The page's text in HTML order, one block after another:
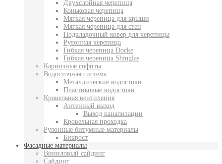
Двухслойная черепица
Коньковая черепица
Мягкая черепица для крыши
Мягкая черепица для стен
Подкладочный ковер для черепицы
Рулонная черепица
Гибкая черепица Docke
Гибкая черепица Shinglas
Карнизные софиты
Водосточная система
Металлические водостоки
Пластиковые водостоки
Кровельная вентиляция
Антенный выход
Выход канализации
Кровельная проходка
Рулонные битумные материалы
Бикрост
Фасадные материалы
Виниловый сайдинг
Сайдинг